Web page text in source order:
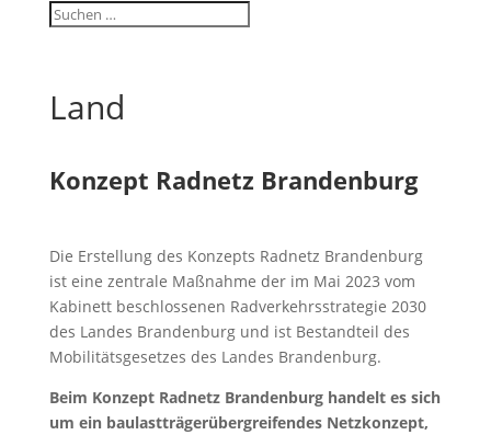
Land
Konzept Radnetz Brandenburg
Die Erstellung des Konzepts Radnetz Brandenburg
ist eine zentrale Maßnahme der im Mai 2023 vom
Kabinett beschlossenen Radverkehrsstrategie 2030
des Landes Brandenburg und ist Bestandteil des
Mobilitätsgesetzes des Landes Brandenburg.
Beim Konzept Radnetz Brandenburg handelt es sich
um ein baulastträgerübergreifendes Netzkonzept,